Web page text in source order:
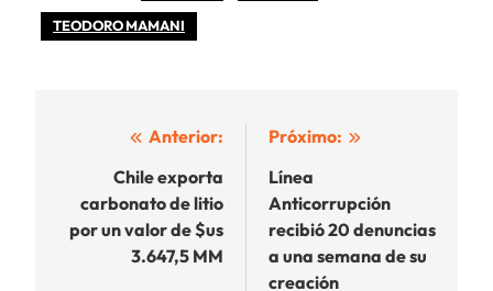
TEODORO MAMANI
Navegación
entradas
Anterior:
Chile exporta
carbonato de litio
por un valor de $us
3.647,5 MM
Próximo:
Línea
Anticorrupción
recibió 20 denuncias
a una semana de su
creación